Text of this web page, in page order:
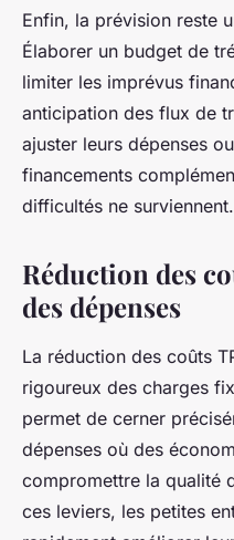
Enfin, la prévision reste
Élaborer un budget de
limiter les imprévus
anticipation des flux de
ajuster leurs dépenses
financements
difficultés ne surviennent.
Réduction des
des dépenses
La réduction des coûts
rigoureux des charges
permet de cerner
dépenses où des
compromettre la qualité
ces leviers, les petites